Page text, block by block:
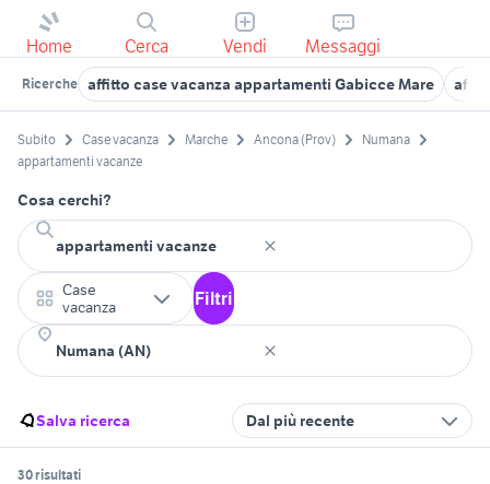
Home Cerca Vendi Messaggi
Ricerche affitto case vacanza appartamenti Gabicce Mare
Subito Case vacanza Marche Ancona (Prov)
Numana
appartamenti vacanze
Cosa cerchi?
Case
vacanza
Filtri
Salva ricerca Dal più recente
30 risultati